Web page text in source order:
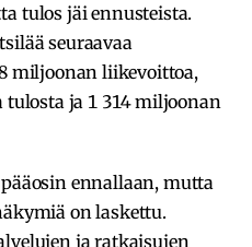
tulos jäi ennusteista.
seuraavaa
miljoonan liikevoittoa,
tulosta ja 1 314 miljoonan
ennallaan, mutta
on laskettu.
ja ratkaisujen